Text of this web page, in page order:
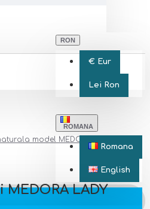
RON
€ Eur
Lei Ron
ROMANA
Romana
English
model MEDORA LADY
LADY